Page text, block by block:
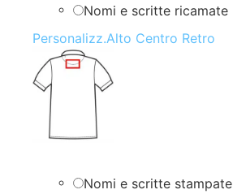
Nomi e scritte ricamate
Personalizz.Alto Centro Retro
Nomi e scritte stampate